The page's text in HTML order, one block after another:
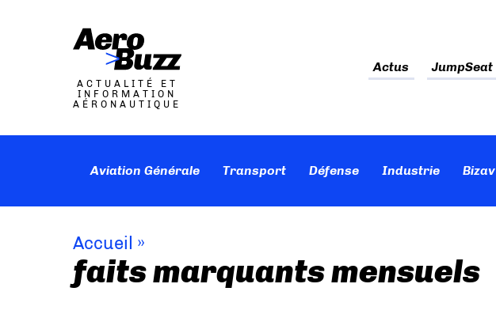
ACTUALITÉ ET
INFORMATION
AÉRONAUTIQUE
Actus JumpSeat
Aviation Générale Transport Défense Industrie Bizav
Accueil »
faits marquants mensuels